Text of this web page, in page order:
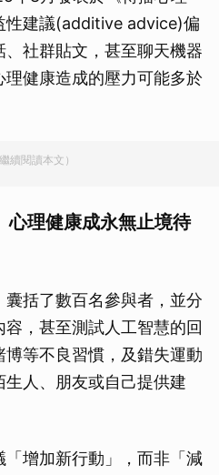
性建議(additive advice)偏
社群貼文，甚至聊天機器
理健康造成的壓力可能多於
續閱讀本文）
理健康成永無止境待
括了數百名參與者，並分
，甚至測試人工智慧的回
等不良習慣，及錯失運動
人、朋友或自己提供建
增加新行動」，而非「減